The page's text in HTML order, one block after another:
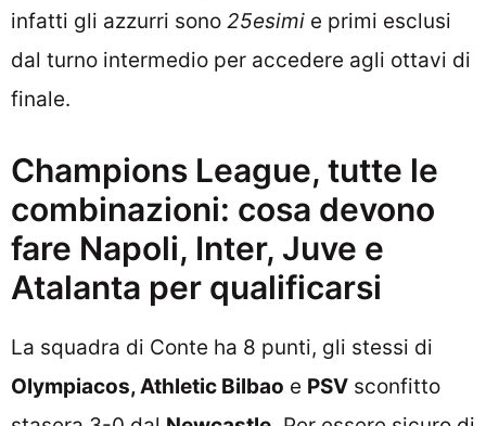
infatti gli azzurri sono 25esimi e primi esclusi
dal turno intermedio per accedere agli ottavi di
finale.
Champions League, tutte le
combinazioni: cosa devono
fare Napoli, Inter, Juve e
Atalanta per qualificarsi
La squadra di Conte ha 8 punti, gli stessi di
Olympiacos, Athletic Bilbao e PSV sconfitto